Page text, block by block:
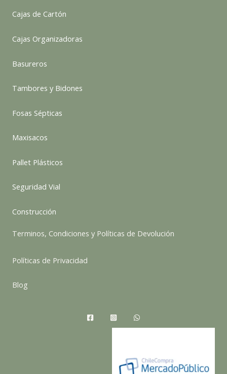
Cajas de Cartón
Cajas Organizadoras
Basureros
Tambores y Bidones
Fosas Sépticas
Maxisacos
Pallet Plásticos
Seguridad Vial
Construcción
Terminos, Condiciones y Políticas de Devolución
Políticas de Privacidad
Blog